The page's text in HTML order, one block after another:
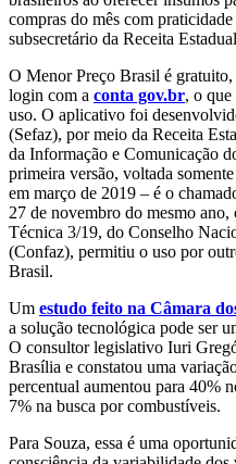
compras do mês com
subsecretário da Receita
O Menor Preço Brasil é gratuito,
login com a conta gov.br, o que
uso. O aplicativo foi
(Sefaz), por meio da Receita
da Informação e Comunicação
primeira versão, voltada
em março de 2019 – é o
27 de novembro do mesmo
Técnica 3/19, do Conselho
(Confaz), permitiu o uso por
Brasil.
Um estudo feito na Câmara
a solução tecnológica pode ser
O consultor legislativo Iuri
Brasília e constatou uma
percentual aumentou para 40%
7% na busca por combustíveis.
Para Souza, essa é uma